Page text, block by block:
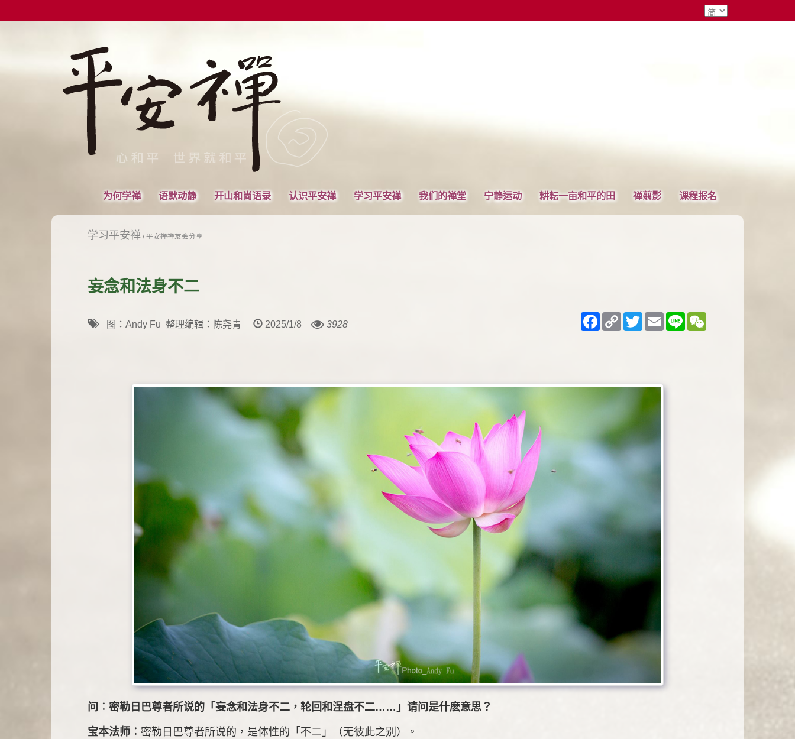
为何学禅 语默动静 开山和尚语录 认识平安禅 学习平安禅 我们的禅堂 宁静运动 耕耘一亩和平的田 禅翦影 课程报名
学习平安禅/平安禅禅友会分享
妄念和法身不二
图：Andy Fu 整理编辑：陈尧青 2025/1/8 3928
Facebook
Copy
Link
TwitterEmailLine
问︰密勒日巴尊者所说的「妄念和法身不二，轮回和涅盘不二……」请问是什麽意思？
宝本法师︰ 密勒日巴尊者所说的，是体性的「不二」（无彼此之别）。